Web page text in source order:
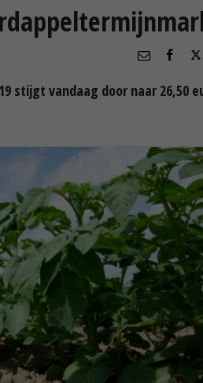
stijgt vandaag door naar 26,50